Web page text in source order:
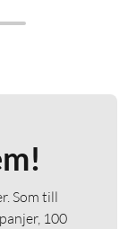
Som till
100